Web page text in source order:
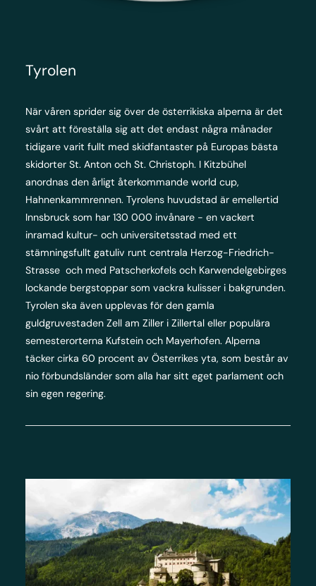
Tyrolen
När våren sprider sig över de österrikiska alperna är det
svårt att föreställa sig att det endast några månader
tidigare varit fullt med skidfantaster på Europas bästa
skidorter St. Anton och St. Christoph. I Kitzbühel
anordnas den årligt återkommande world cup,
Hahnenkammrennen. Tyrolens huvudstad är emellertid
Innsbruck som har 130 000 invånare - en vackert
inramad kultur- och universitetsstad med ett
stämningsfullt gatuliv runt centrala Herzog-Friedrich-
Strasse och med Patscherkofels och Karwendelgebirges
lockande bergstoppar som vackra kulisser i bakgrunden.
Tyrolen ska även upplevas för den gamla
guldgruvestaden Zell am Ziller i Zillertal eller populära
semesterorterna Kufstein och Mayerhofen. Alperna
täcker cirka 60 procent av Österrikes yta, som består av
nio förbundsländer som alla har sitt eget parlament och
sin egen regering.